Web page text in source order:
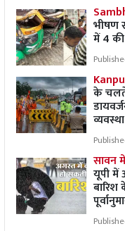
भीषण
में 4
के
व्यवस्था
सावन
यूपी में